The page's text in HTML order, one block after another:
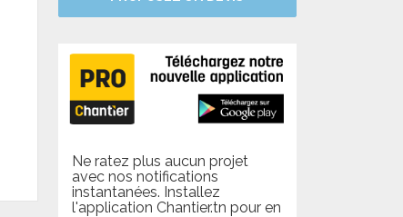
Ne ratez plus aucun projet
avec nos notifications
instantanées. Installez
l'application Chantier.tn pour en